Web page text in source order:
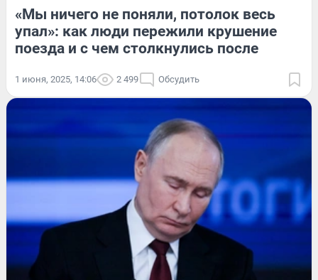
«Мы ничего не поняли, потолок весь
упал»: как люди пережили крушение
поезда и с чем столкнулись после
1 июня, 2025, 14:06 2 499 Обсудить